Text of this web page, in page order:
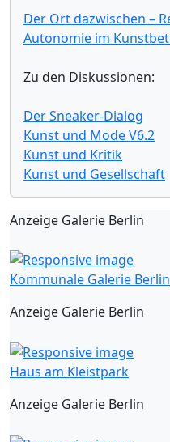
Der Ort dazwischen –
Autonomie im
Zu den Diskussionen:
Der Sneaker-Dialog
Kunst und Mode V6.2
Kunst und Kritik
Kunst und Gesellschaft
Anzeige Galerie Berlin
Kommunale Galerie Berlin
Anzeige Galerie Berlin
Haus am Kleistpark
Anzeige Galerie Berlin